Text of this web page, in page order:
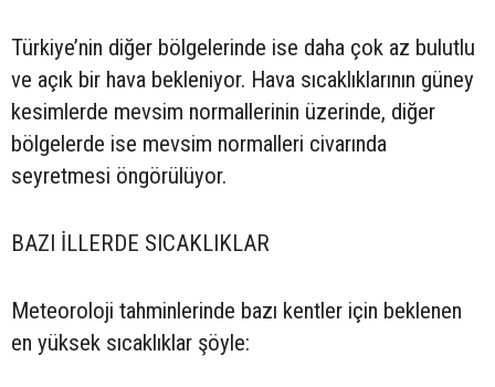
Türkiye’nin diğer bölgelerinde ise daha çok az bulutlu
ve açık bir hava bekleniyor. Hava sıcaklıklarının güney
kesimlerde mevsim normallerinin üzerinde, diğer
bölgelerde ise mevsim normalleri civarında
seyretmesi öngörülüyor.
BAZI İLLERDE SICAKLIKLAR
Meteoroloji tahminlerinde bazı kentler için beklenen
en yüksek sıcaklıklar şöyle: